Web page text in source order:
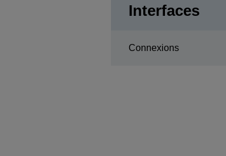
Interfaces
Connexions